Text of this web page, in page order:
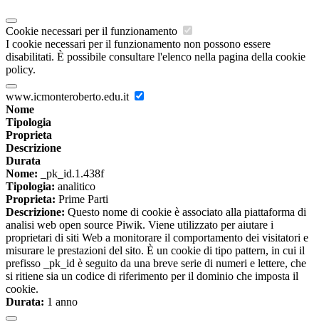
Cookie necessari per il funzionamento
I cookie necessari per il funzionamento non possono essere
disabilitati. È possibile consultare l'elenco nella pagina della cookie
policy.
www.icmonteroberto.edu.it
Nome
Tipologia
Proprieta
Descrizione
Durata
Nome: _pk_id.1.438f
Tipologia: analitico
Proprieta: Prime Parti
Descrizione: Questo nome di cookie è associato alla piattaforma di
analisi web open source Piwik. Viene utilizzato per aiutare i
proprietari di siti Web a monitorare il comportamento dei visitatori e
misurare le prestazioni del sito. È un cookie di tipo pattern, in cui il
prefisso _pk_id è seguito da una breve serie di numeri e lettere, che
si ritiene sia un codice di riferimento per il dominio che imposta il
cookie.
Durata: 1 anno